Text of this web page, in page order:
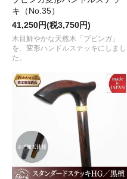
キ（No.35）
41,250円(税3,750円)
木目鮮やかな天然木「ブビンガ」
を、変形ハンドルステッキにしまし
た。